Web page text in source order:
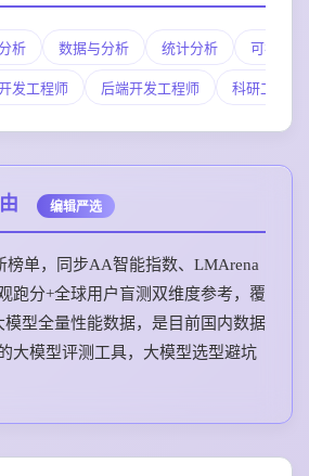
析 数据与分析 统计分析 可视化
发工程师 后端开发工程师 科研工作者
编辑严选
榜单，同步AA智能指数、LMArena
跑分+全球用户盲测双维度参考，覆
模型全量性能数据，是目前国内数据
大模型评测工具，大模型选型避坑